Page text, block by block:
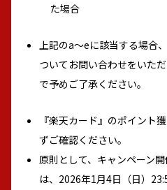
た場合
上記のa～eに該当する場合
ついてお問い合わせをいた
で予めご了承ください。
『楽天カード』のポイント
ずご確認ください。
原則として、キャンペーン
は、2026年1月4日（日）